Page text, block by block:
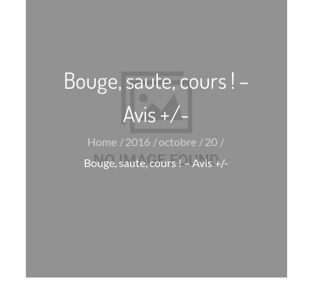
Bouge, saute, cours ! –
Avis +/-
Home 2016 octobre
20
Bouge, saute, cours ! – Avis +/-